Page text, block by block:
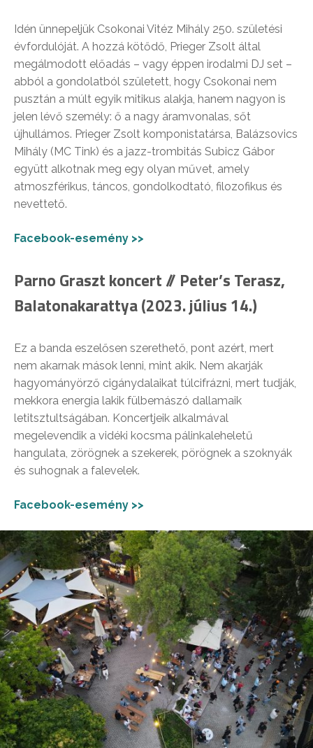
Idén ünnepeljük Csokonai Vitéz Mihály 250. születési
évfordulóját. A hozzá kötődő, Prieger Zsolt által
megálmodott előadás – vagy éppen irodalmi DJ set –
abból a gondolatból született, hogy Csokonai nem
pusztán a múlt egyik mitikus alakja, hanem nagyon is
jelen lévő személy: ő a nagy áramvonalas, sőt
újhullámos. Prieger Zsolt komponistatársa, Balázsovics
Mihály (MC Tink) és a jazz-trombitás Subicz Gábor
együtt alkotnak meg egy olyan művet, amely
atmoszférikus, táncos, gondolkodtató, filozofikus és
nevettető.
Facebook-esemény >>
Parno Graszt koncert // Peter’s Terasz,
Balatonakarattya (2023. július 14.)
Ez a banda eszelősen szerethető, pont azért, mert
nem akarnak mások lenni, mint akik. Nem akarják
hagyományörző cigánydalaikat túlcifrázni, mert tudják,
mekkora energia lakik fülbemászó dallamaik
letitsztultságában. Koncertjeik alkalmával
megelevendik a vidéki kocsma pálinkaleheletű
hangulata, zörögnek a szekerek, pörögnek a szoknyák
és suhognak a falevelek.
Facebook-esemény >>